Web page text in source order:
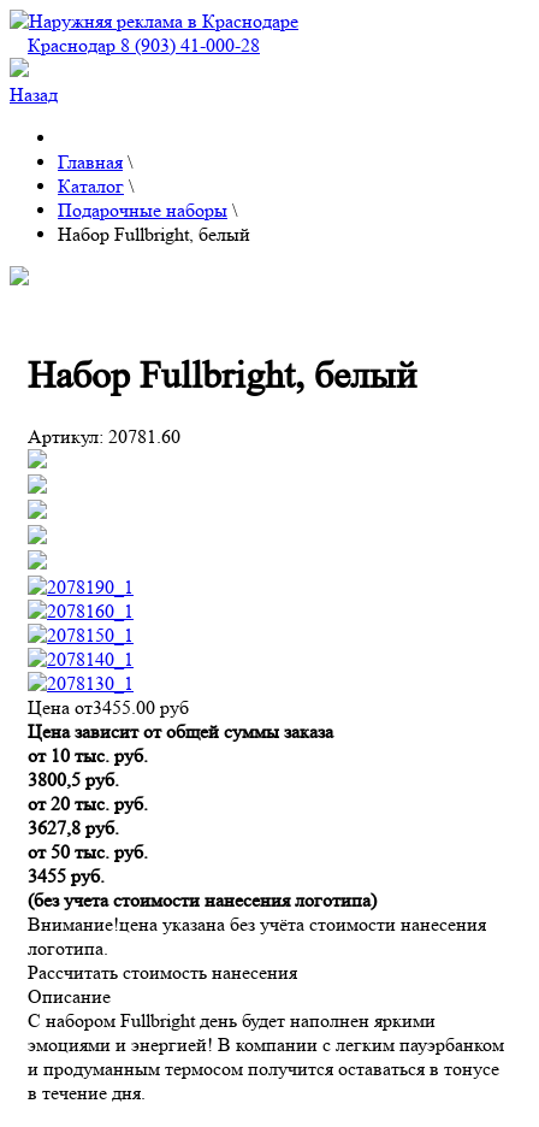
Краснодар 8 (903) 41-000-28
Назад
Главная \
Каталог \
Подарочные наборы \
Набор Fullbright, белый
Набор Fullbright, белый
Артикул: 20781.60
Цена от3455.00 руб
Цена зависит от общей суммы заказа
от 10 тыс. руб.
3800,5 руб.
от 20 тыс. руб.
3627,8 руб.
от 50 тыс. руб.
3455 руб.
(без учета стоимости нанесения логотипа)
Внимание!цена указана без учёта стоимости нанесения
логотипа.
Рассчитать стоимость нанесения
Описание
С набором Fullbright день будет наполнен яркими
эмоциями и энергией! В компании с легким пауэрбанком
и продуманным термосом получится оставаться в тонусе
в течение дня.